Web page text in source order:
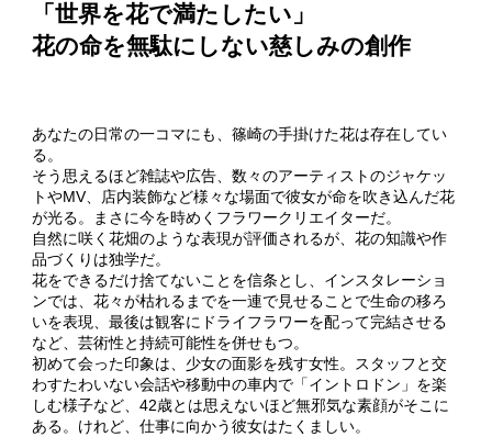
「世界を花で満たしたい」
花の命を無駄にしない慈しみの創作
あなたの日常の一コマにも、篠崎の手掛けた花は存在してい
る。
そう思えるほど雑誌や広告、数々のアーティストのジャケッ
トやMV、店内装飾など様々な場面で彼女が命を吹き込んだ花
が光る。まさに今を時めくフラワークリエイターだ。
自然に咲く花畑のような表現が評価されるが、花の知識や作
品づくりは独学だ。
花をできるだけ捨てないことを信条とし、インスタレーショ
ンでは、花々が枯れるまでを一連で見せることで生命の移ろ
いを表現、最後は観客にドライフラワーを配って完結させる
など、芸術性と持続可能性を併せもつ。
初めて会った印象は、少女の面影を残す女性。スタッフと交
わすたわいない会話や移動中の車内で「イントロドン」を楽
しむ様子など、42歳とは思えないほど無邪気な素顔がそこに
ある。けれど、仕事に向かう彼女はたくましい。